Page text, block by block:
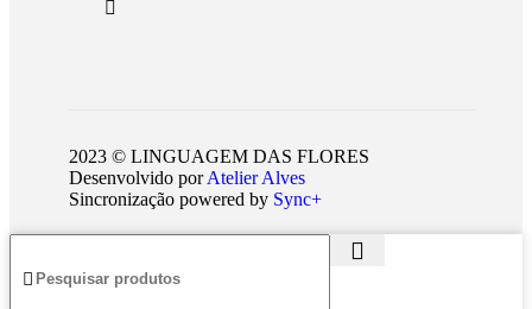
2023 © LINGUAGEM DAS FLORES
Desenvolvido porAtelier Alves
Sincronização powered by Sync+